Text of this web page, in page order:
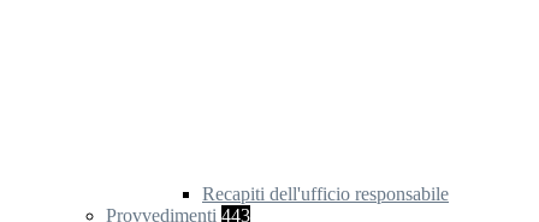
Recapiti dell'ufficio responsabile
Provvedimenti 443